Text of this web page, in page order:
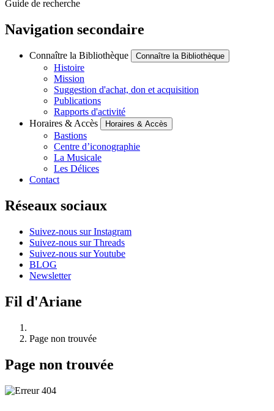
Guide de recherche
Navigation secondaire
Connaître la Bibliothèque Connaître la Bibliothèque
Histoire
Mission
Suggestion d'achat, don et acquisition
Publications
Rapports d'activité
Horaires & Accès
Horaires & Accès
Bastions
Centre d’iconographie
La Musicale
Les Délices
Contact
Réseaux sociaux
Suivez-nous sur Instagram
Suivez-nous sur Threads
Suivez-nous sur Youtube
BLOG
Newsletter
Fil d'Ariane
Page non trouvée
Page non trouvée